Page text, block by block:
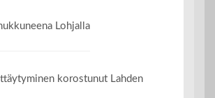
Lohjalla
korostunut Lahden